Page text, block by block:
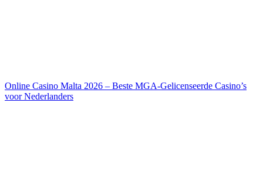
Online Casino Malta 2026 – Beste MGA-Gelicenseerde Casino’s
voor Nederlanders